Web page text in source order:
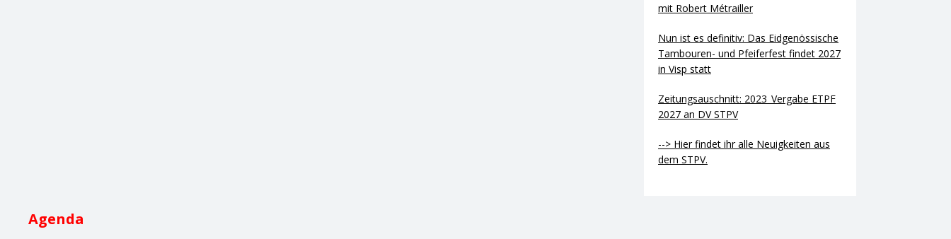
mit Robert Métrailler
Nun ist es definitiv: Das Eidgenössische
Tambouren- und Pfeiferfest findet 2027
in Visp statt
Zeitungsauschnitt: 2023_Vergabe ETPF
2027 an DV STPV
--> Hier findet ihr alle Neuigkeiten aus
dem STPV.
Agenda